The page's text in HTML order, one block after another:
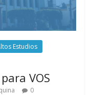
Estudios
VOS
0